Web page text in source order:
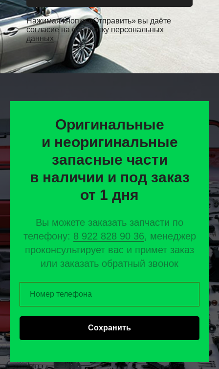
Нажимая кнопку «Отправить» вы даёте
согласие на обработку персональных
данных
Оригинальные
и неоригинальные
запасные части
в наличии и под заказ
от 1 дня
Вы можете заказать запчасти по
телефону: 8 922 828 90 36, менеджер
проконсультирует вас и примет заказ
или заказать обратный звонок
Сохранить